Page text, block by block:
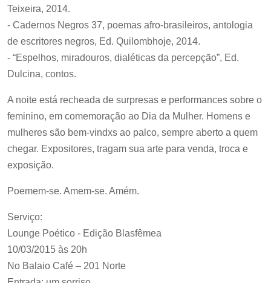
Teixeira, 2014.
- Cadernos Negros 37, poemas afro-brasileiros, antologia
de escritores negros, Ed. Quilombhoje, 2014.
- “Espelhos, miradouros, dialéticas da percepção”, Ed.
Dulcina, contos.
A noite está recheada de surpresas e performances sobre o
feminino, em comemoração ao Dia da Mulher. Homens e
mulheres são bem-vindxs ao palco, sempre aberto a quem
chegar. Expositores, tragam sua arte para venda, troca e
exposição.
Poemem-se. Amem-se. Amém.
Serviço:
Lounge Poético - Edição Blasfêmea
10/03/2015 às 20h
No Balaio Café – 201 Norte